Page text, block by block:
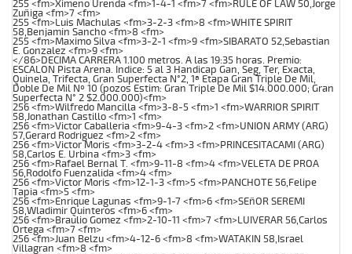
255 <fm>Ximeno Urenda <fm>1-4-1 <fm>7 <fm>RULE OF LAW 50,Jorge
Zuñiga <fm>7 <fm>
255 <fm>Luis Machulas <fm>3-2-3 <fm>8 <fm>WHITE SPIRIT
58,Benjamin Sancho <fm>8 <fm>
255 <fm>Maximo Silva <fm>3-2-1 <fm>9 <fm>SIBARATO 52,Sebastian
E. Gonzalez <fm>9 <fm>
</86>DECIMA CARRERA 1.100 metros. A las 19:35 horas. Premio:
ESCALON Pista Arena. Indice: 5 al 3 Handicap Gan, Seg, Ter, Exacta,
Quinela, Trifecta, Gran Superfecta N°2, 1ª Etapa Gran Triple De Mil,
Doble De Mil Nº 10 (pozos Estim: Gran Triple De Mil $14.000.000; Gran
Superfecta N° 2 $2.000.000)<fm>
256 <fm>Wilfredo Mancilla <fm>3-8-5 <fm>1 <fm>WARRIOR SPIRIT
58,Jonathan Castillo <fm>1 <fm>
256 <fm>Victor Caballeria <fm>9-4-3 <fm>2 <fm>UNION ARMY (ARG)
57,Gerard Rodriguez <fm>2 <fm>
256 <fm>Victor Moris <fm>3-2-4 <fm>3 <fm>PRINCESITACAMI (ARG)
58,Carlos E. Urbina <fm>3 <fm>
256 <fm>Rafael Bernal T. <fm>9-11-8 <fm>4 <fm>VELETA DE PROA
56,Rodolfo Fuenzalida <fm>4 <fm>
256 <fm>Victor Moris <fm>12-1-3 <fm>5 <fm>PANCHOTE 56,Felipe
Tapia <fm>5 <fm>
256 <fm>Enrique Lagunas <fm>9-1-7 <fm>6 <fm>SEñOR SEREMI
58,Wladimir Quinteros <fm>6 <fm>
256 <fm>Braulio Gomez <fm>2-10-11 <fm>7 <fm>LUIVERAR 56,Carlos
Ortega <fm>7 <fm>
256 <fm>Juan Belzu <fm>4-12-6 <fm>8 <fm>WATAKIN 58,Israel
Villagran <fm>8 <fm>